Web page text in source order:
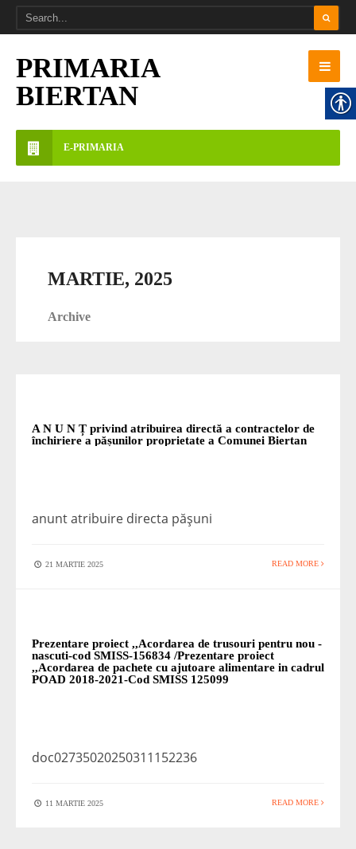
PRIMARIA
BIERTAN
E-PRIMARIA
MARTIE, 2025
Archive
A N U N Ț privind atribuirea directă a contractelor de
închiriere a pășunilor proprietate a Comunei Biertan
anunt atribuire directa pășuni
21 MARTIE 2025 READ MORE
Prezentare proiect ,,Acordarea de trusouri pentru nou -
nascuti-cod SMISS-156834 /Prezentare proiect
,,Acordarea de pachete cu ajutoare alimentare in cadrul
POAD 2018-2021-Cod SMISS 125099
doc02735020250311152236
11 MARTIE 2025 READ MORE